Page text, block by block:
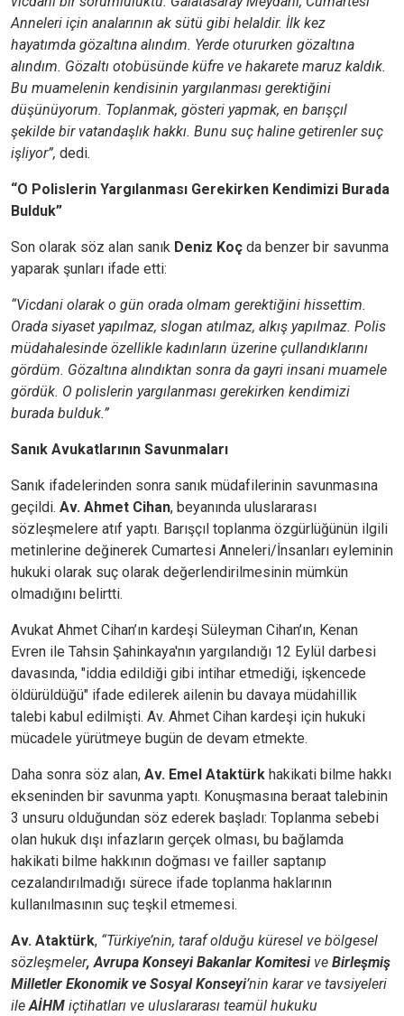
Anneleri için analarının ak sütü gibi helaldir. İlk kez
hayatımda gözaltına alındım. Yerde otururken gözaltına
alındım. Gözaltı otobüsünde küfre ve hakarete maruz kaldık.
Bu muamelenin kendisinin yargılanması gerektiğini
düşünüyorum. Toplanmak, gösteri yapmak, en barışçıl
şekilde bir vatandaşlık hakkı. Bunu suç haline getirenler suç
işliyor”, dedi.
“O Polislerin Yargılanması Gerekirken Kendimizi Burada
Bulduk”
Son olarak söz alan sanık Deniz Koç da benzer bir savunma
yaparak şunları ifade etti:
“Vicdani olarak o gün orada olmam gerektiğini hissettim.
Orada siyaset yapılmaz, slogan atılmaz, alkış yapılmaz. Polis
müdahalesinde özellikle kadınların üzerine çullandıklarını
gördüm. Gözaltına alındıktan sonra da gayri insani muamele
gördük. O polislerin yargılanması gerekirken kendimizi
burada bulduk.”
Sanık Avukatlarının Savunmaları
Sanık ifadelerinden sonra sanık müdafilerinin savunmasına
geçildi. Av. Ahmet Cihan, beyanında uluslararası
sözleşmelere atıf yaptı. Barışçıl toplanma özgürlüğünün ilgili
metinlerine değinerek Cumartesi Anneleri/İnsanları eyleminin
hukuki olarak suç olarak değerlendirilmesinin mümkün
olmadığını belirtti.
Avukat Ahmet Cihan’ın kardeşi Süleyman Cihan’ın, Kenan
Evren ile Tahsin Şahinkaya'nın yargılandığı 12 Eylül darbesi
davasında, "iddia edildiği gibi intihar etmediği, işkencede
öldürüldüğü" ifade edilerek ailenin bu davaya müdahillik
talebi kabul edilmişti. Av. Ahmet Cihan kardeşi için hukuki
mücadele yürütmeye bugün de devam etmekte.
Daha sonra söz alan, Av. Emel Ataktürk hakikati bilme hakkı
ekseninden bir savunma yaptı. Konuşmasına beraat talebinin
3 unsuru olduğundan söz ederek başladı: Toplanma sebebi
olan hukuk dışı infazların gerçek olması, bu bağlamda
hakikati bilme hakkının doğması ve failler saptanıp
cezalandırılmadığı sürece ifade toplanma haklarının
kullanılmasının suç teşkil etmemesi.
Av. Ataktürk, “Türkiye’nin, taraf olduğu küresel ve bölgesel
sözleşmeler, Avrupa Konseyi Bakanlar Komitesive Birleşmiş
Milletler Ekonomik ve Sosyal Konseyi’nin karar ve tavsiyeleri
ileAİHM içtihatları ve uluslararası teamül hukuku